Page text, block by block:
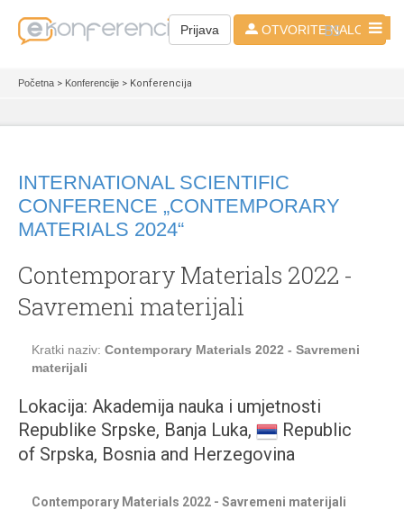
Prijava OTVORITE NALOG
BS
Početna > Konferencije > Konferencija
INTERNATIONAL SCIENTIFIC
CONFERENCE „CONTEMPORARY
MATERIALS 2024“
Contemporary Materials 2022 -
Savremeni materijali
Kratki naziv: Contemporary Materials 2022 - Savremeni
materijali
Lokacija: Akademija nauka i umjetnosti
Republike Srpske, Banja Luka,
Republic
of Srpska, Bosnia and Herzegovina
Contemporary Materials 2022 - Savremeni materijali